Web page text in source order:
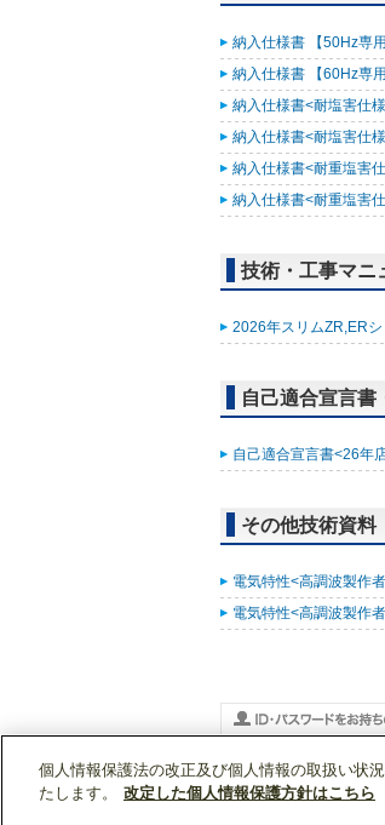
納入仕様書 【50Hz専
納入仕様書 【60Hz専
納入仕様書<耐塩害仕
納入仕様書<耐塩害仕
納入仕様書<耐重塩害
納入仕様書<耐重塩害
技術・工事マニ
2026年スリムZR,ER
自己適合宣言書
自己適合宣言書<26年
その他技術資料
電気特性<高調波製作
電気特性<高調波製作
WIN2Kトップ 製品情報
PLZD-ZRMP280HBF6
個人情報保護法の改正及び個人情報の取扱い状
たします。
改定した個人情報保護方針はこちら